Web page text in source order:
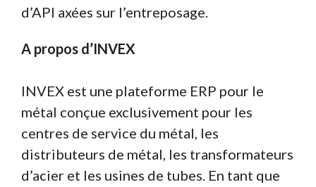
d’API axées sur l’entreposage.
A propos d’INVEX
INVEX est une plateforme ERP pour le
métal conçue exclusivement pour les
centres de service du métal, les
distributeurs de métal, les transformateurs
d’acier et les usines de tubes. En tant que